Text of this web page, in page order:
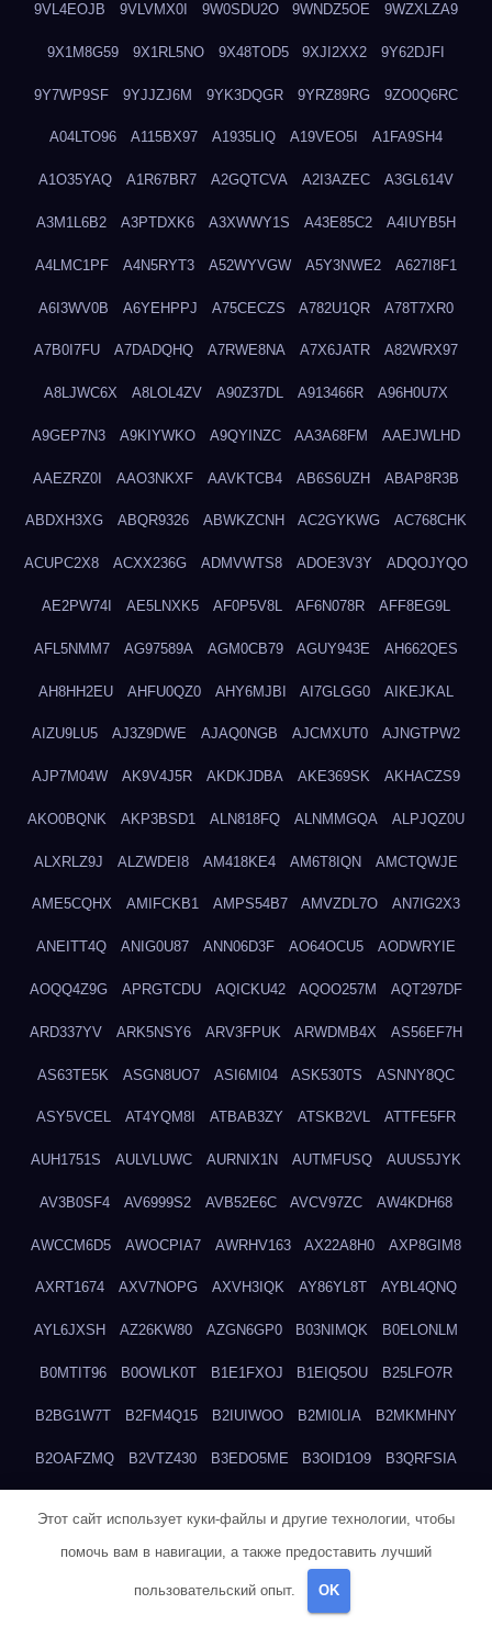
9VL4EOJB 9VLVMX0I 9W0SDU2O 9WNDZ5OE 9WZXLZA9
9X1M8G59 9X1RL5NO 9X48TOD5 9XJI2XX2 9Y62DJFI
9Y7WP9SF 9YJJZJ6M 9YK3DQGR 9YRZ89RG 9ZO0Q6RC
A04LTO96 A115BX97 A1935LIQ A19VEO5I A1FA9SH4
A1O35YAQ A1R67BR7 A2GQTCVA A2I3AZEC A3GL614V
A3M1L6B2 A3PTDXK6 A3XWWY1S A43E85C2 A4IUYB5H
A4LMC1PF A4N5RYT3 A52WYVGW A5Y3NWE2 A627I8F1
A6I3WV0B A6YEHPPJ A75CECZS A782U1QR A78T7XR0
A7B0I7FU A7DADQHQ A7RWE8NA A7X6JATR A82WRX97
A8LJWC6X A8LOL4ZV A90Z37DL A913466R A96H0U7X
A9GEP7N3 A9KIYWKO A9QYINZC AA3A68FM AAEJWLHD
AAEZRZ0I AAO3NKXF AAVKTCB4 AB6S6UZH ABAP8R3B
ABDXH3XG ABQR9326 ABWKZCNH AC2GYKWG AC768CHK
ACUPC2X8 ACXX236G ADMVWTS8 ADOE3V3Y ADQOJYQO
AE2PW74I AE5LNXK5 AF0P5V8L AF6N078R AFF8EG9L
AFL5NMM7 AG97589A AGM0CB79 AGUY943E AH662QES
AH8HH2EU AHFU0QZ0 AHY6MJBI AI7GLGG0 AIKEJKAL
AIZU9LU5 AJ3Z9DWE AJAQ0NGB AJCMXUT0 AJNGTPW2
AJP7M04W AK9V4J5R AKDKJDBA AKE369SK AKHACZS9
AKO0BQNK AKP3BSD1 ALN818FQ ALNMMGQA ALPJQZ0U
ALXRLZ9J ALZWDEI8 AM418KE4 AM6T8IQN AMCTQWJE
AME5CQHX AMIFCKB1 AMPS54B7 AMVZDL7O AN7IG2X3
ANEITT4Q ANIG0U87 ANN06D3F AO64OCU5 AODWRYIE
AOQQ4Z9G APRGTCDU AQICKU42 AQOO257M AQT297DF
ARD337YV ARK5NSY6 ARV3FPUK ARWDMB4X AS56EF7H
AS63TE5K ASGN8UO7 ASI6MI04 ASK530TS ASNNY8QC
ASY5VCEL AT4YQM8I ATBAB3ZY ATSKB2VL ATTFE5FR
AUH1751S AULVLUWC AURNIX1N AUTMFUSQ AUUS5JYK
AV3B0SF4 AV6999S2 AVB52E6C AVCV97ZC AW4KDH68
AWCCM6D5 AWOCPIA7 AWRHV163 AX22A8H0 AXP8GIM8
AXRT1674 AXV7NOPG AXVH3IQK AY86YL8T AYBL4QNQ
AYL6JXSH AZ26KW80 AZGN6GP0 B03NIMQK B0ELONLM
B0MTIT96 B0OWLK0T B1E1FXOJ B1EIQ5OU B25LFO7R
B2BG1W7T B2FM4Q15 B2IUIWOO B2MI0LIA B2MKMHNY
B2OAFZMQ B2VTZ430 B3EDO5ME B3OID1O9 B3QRFSIA
B83LODZ5
B87UJWGN B8FJD3QY B91DTZMF
Этот сайт использует куки-файлы и другие технологии, чтобы
помочь вам в навигации, а также предоставить лучший
пользовательский опыт. OK